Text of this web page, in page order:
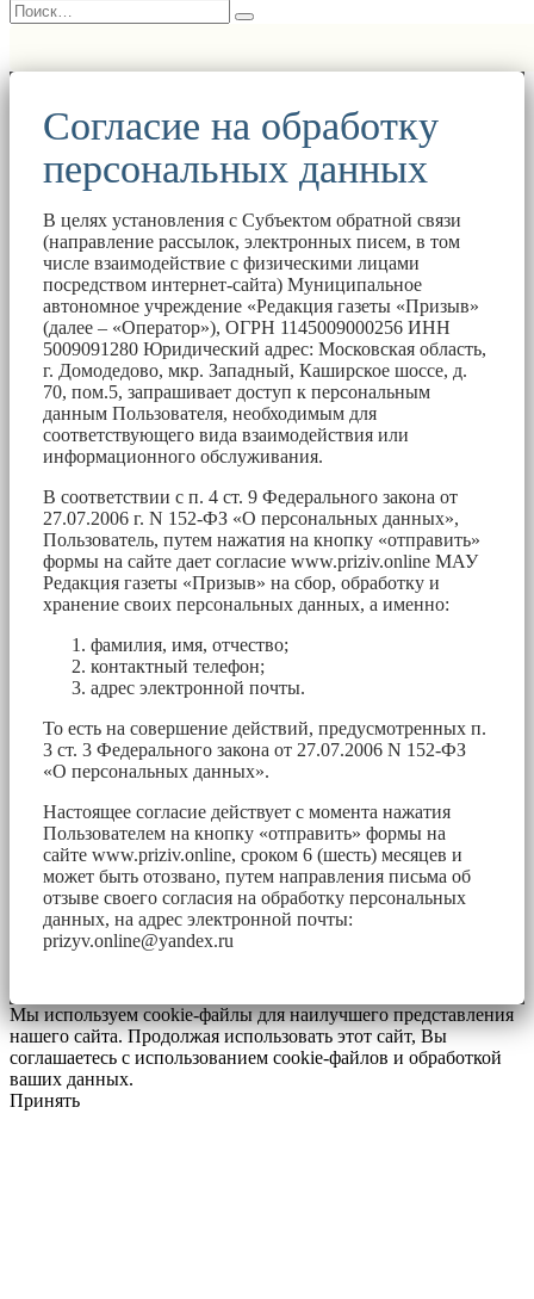
Согласие на обработку
персональных данных
В целях установления с Субъектом обратной связи
(направление рассылок, электронных писем, в том
числе взаимодействие с физическими лицами
посредством интернет-сайта) Муниципальное
автономное учреждение «Редакция газеты «Призыв»
(далее – «Оператор»), ОГРН 1145009000256 ИНН
5009091280 Юридический адрес: Московская область,
г. Домодедово, мкр. Западный, Каширское шоссе, д.
70, пом.5, запрашивает доступ к персональным
данным Пользователя, необходимым для
соответствующего вида взаимодействия или
информационного обслуживания.
В соответствии с п. 4 ст. 9 Федерального закона от
27.07.2006 г. N 152-ФЗ «О персональных данных»,
Пользователь, путем нажатия на кнопку «отправить»
формы на сайте дает согласие www.priziv.online МАУ
Редакция газеты «Призыв» на сбор, обработку и
хранение своих персональных данных, а именно:
фамилия, имя, отчество;
контактный телефон;
адрес электронной почты.
То есть на совершение действий, предусмотренных п.
3 ст. 3 Федерального закона от 27.07.2006 N 152-ФЗ
«О персональных данных».
Настоящее согласие действует с момента нажатия
Пользователем на кнопку «отправить» формы на
сайте www.priziv.online, сроком 6 (шесть) месяцев и
может быть отозвано, путем направления письма об
отзыве своего согласия на обработку персональных
данных, на адрес электронной почты:
prizyv.online@yandex.ru
Мы используем cookie-файлы для наилучшего представления
нашего сайта. Продолжая использовать этот сайт, Вы
соглашаетесь с использованием cookie-файлов и обработкой
ваших данных.
Принять